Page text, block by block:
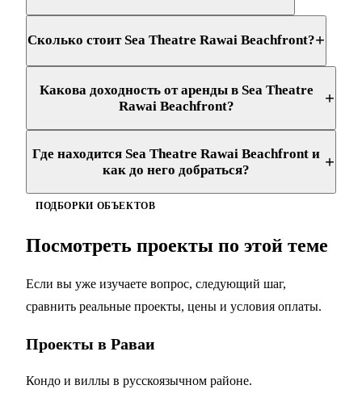
Сколько стоит Sea Theatre Rawai Beachfront?+
Какова доходность от аренды в Sea Theatre
Rawai Beachfront?
+
Где находится Sea Theatre Rawai Beachfront и
как до него добраться?
+
ПОДБОРКИ ОБЪЕКТОВ
Посмотреть проекты по этой теме
Если вы уже изучаете вопрос, следующий шаг,
сравнить реальные проекты, цены и условия оплаты.
Проекты в Раваи
Кондо и виллы в русскоязычном районе.